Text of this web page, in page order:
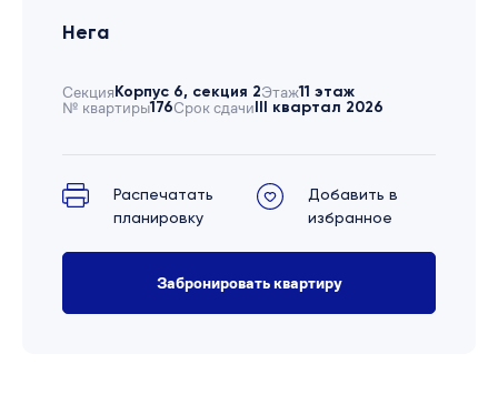
Нега
СекцияКорпус 6, секция 2Этаж11 этаж
№ квартиры176Срок сдачиIII квартал 2026
Распечатать
планировку
Добавить в
избранное
Забронировать квартиру